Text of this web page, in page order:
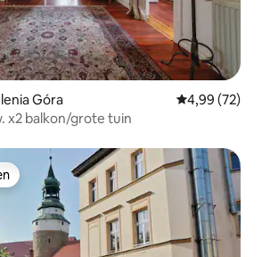
Góra Gemiddelde
4,99 (72)
Mountain Villa View. x2 balkon/grote tuin